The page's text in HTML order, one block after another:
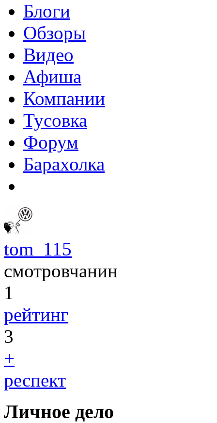
Блоги
Обзоры
Видео
Афиша
Компании
Тусовка
Форум
Барахолка
tom_115
смотровчанин
1
рейтинг
3
+
респект
Личное дело